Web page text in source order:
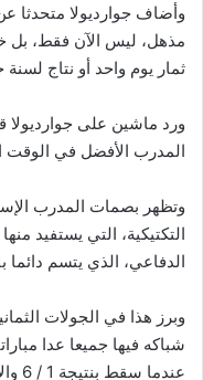
وأضاف جوارديولا متحدثا
مذهل، ليس الآن فقط، بل
ثمار يوم واحد أو نتاج لسنة
ورد ماشين على جوارديولا
المدرب الأفضل في الوقت
وتظهر بصمات المدرب
التكتيكية، التي يستفيد
الدفاعي، الذي يتسم دائما
وبرز هذا في الجولات
شباكه فيها جميعا عدا